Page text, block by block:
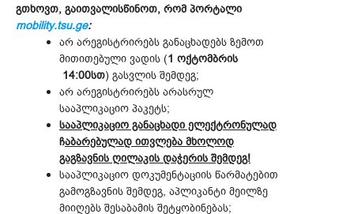
გთხოვთ, გაითვალისწინოთ, რომ პორტალი
mobility.tsu.ge:
არ არეგისტრირებს განაცხადებს ზემოთ
მითითებული ვადის (1 ოქტომბრის
14:00სთ) გასვლის შემდეგ;
არ არეგისტრირებს არასრულ
სააპლიკაციო პაკეტს;
სააპლიკაციო განაცხადი ელექტრონულად
ჩაბარებულად ითვლება მხოლოდ
გაგზავნის ღილაკის დაჭერის შემდეგ!
სააპლიკაციო დოკუმენტაციის წარმატებით
გამოგზავნის შემდეგ, აპლიკანტი მეილზე
მიიღებს შესაბამის შეტყობინებას;